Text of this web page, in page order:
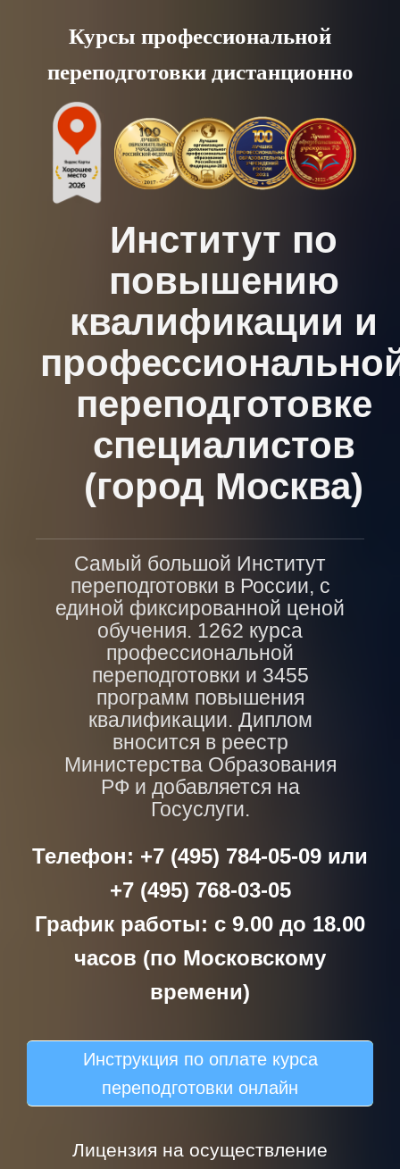
content
Курсы профессиональной
переподготовки дистанционно
Институт по
повышению
квалификации и
переподготовке
специалистов
(город Москва)
Самый большой Институт
переподготовки в России, с
единой фиксированной ценой
обучения. 1262 курса
профессиональной
переподготовки и 3455
программ повышения
квалификации. Диплом
вносится в реестр
Министерства Образования
РФ и добавляется на
Госуслуги.
Телефон: +7 (495) 784-05-09 или
+7 (495) 768-03-05
График работы: с 9.00 до 18.00
часов (по Московскому
времени)
Инструкция по оплате курса
переподготовки онлайн
Лицензия на осуществление